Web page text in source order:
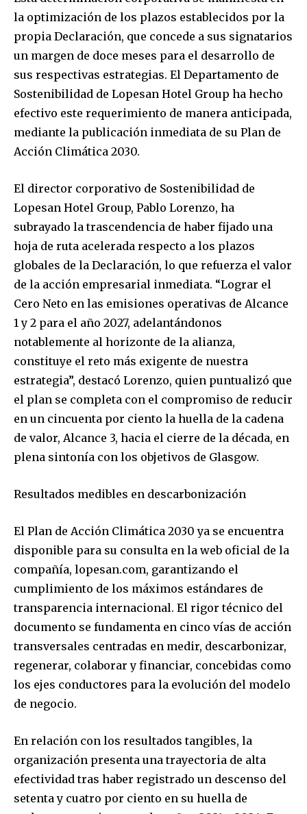
la optimización de los plazos establecidos por la
propia Declaración, que concede a sus signatarios
un margen de doce meses para el desarrollo de
sus respectivas estrategias. El Departamento de
Sostenibilidad de Lopesan Hotel Group ha hecho
efectivo este requerimiento de manera anticipada,
mediante la publicación inmediata de su Plan de
Acción Climática 2030.
El director corporativo de Sostenibilidad de
Lopesan Hotel Group, Pablo Lorenzo, ha
subrayado la trascendencia de haber fijado una
hoja de ruta acelerada respecto a los plazos
globales de la Declaración, lo que refuerza el valor
de la acción empresarial inmediata. “Lograr el
Cero Neto en las emisiones operativas de Alcance
1 y 2 para el año 2027, adelantándonos
notablemente al horizonte de la alianza,
constituye el reto más exigente de nuestra
estrategia”, destacó Lorenzo, quien puntualizó que
el plan se completa con el compromiso de reducir
en un cincuenta por ciento la huella de la cadena
de valor, Alcance 3, hacia el cierre de la década, en
plena sintonía con los objetivos de Glasgow.
Resultados medibles en descarbonización
El Plan de Acción Climática 2030 ya se encuentra
disponible para su consulta en la web oficial de la
compañía, lopesan.com, garantizando el
cumplimiento de los máximos estándares de
transparencia internacional. El rigor técnico del
documento se fundamenta en cinco vías de acción
transversales centradas en medir, descarbonizar,
regenerar, colaborar y financiar, concebidas como
los ejes conductores para la evolución del modelo
de negocio.
En relación con los resultados tangibles, la
organización presenta una trayectoria de alta
efectividad tras haber registrado un descenso del
setenta y cuatro por ciento en su huella de